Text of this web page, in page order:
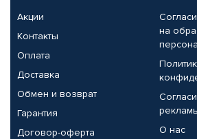
Акции
Контакты
Оплата
Доставка
Обмен и возврат
Гарантия
Договор-оферта
на
О нас